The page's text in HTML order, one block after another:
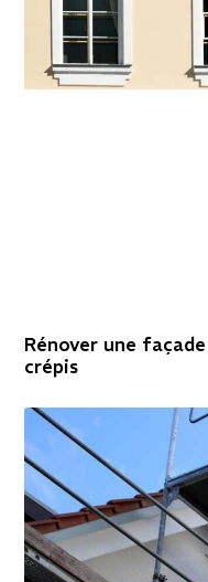
Rénover une
crépis